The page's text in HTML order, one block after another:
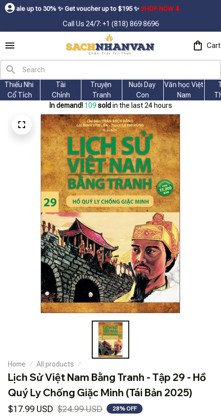
ㅤ✨ㅤ Get voucher up to $195ㅤ ✨ㅤSHOP NOW ⬇
Call Us 24/7: +1 (818) 869 8696
Cart
Thiếu Nhi
Cổ Tích
Tài
Chính
Truyện
Tranh
Nuôi Dạy
Con
Văn học Việt
Nam
In demand! 109 sold in the last 24 hours
Home All products
Lịch Sử Việt Nam Bằng Tranh - Tập 29 - Hồ
Quý Ly Chống Giặc Minh (Tái Bản 2025)
$17.99 USD $24.99 USD 28% OFF